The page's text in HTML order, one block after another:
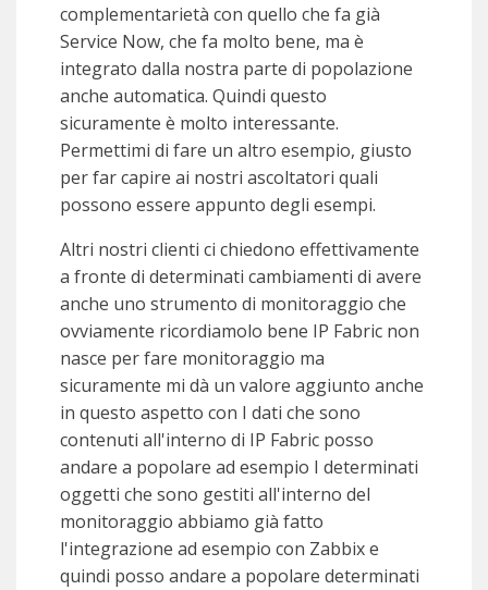
complementarietà con quello che fa già
Service Now, che fa molto bene, ma è
integrato dalla nostra parte di popolazione
anche automatica. Quindi questo
sicuramente è molto interessante.
Permettimi di fare un altro esempio, giusto
per far capire ai nostri ascoltatori quali
possono essere appunto degli esempi.
Altri nostri clienti ci chiedono effettivamente
a fronte di determinati cambiamenti di avere
anche uno strumento di monitoraggio che
ovviamente ricordiamolo bene IP Fabric non
nasce per fare monitoraggio ma
sicuramente mi dà un valore aggiunto anche
in questo aspetto con I dati che sono
contenuti all'interno di IP Fabric posso
andare a popolare ad esempio I determinati
oggetti che sono gestiti all'interno del
monitoraggio abbiamo già fatto
l'integrazione ad esempio con Zabbix e
quindi posso andare a popolare determinati